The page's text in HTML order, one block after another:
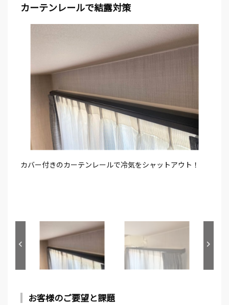
カーテンレールで結露対策
カバー付きのカーテンレールで冷気をシャットアウト！
お客様のご要望と課題